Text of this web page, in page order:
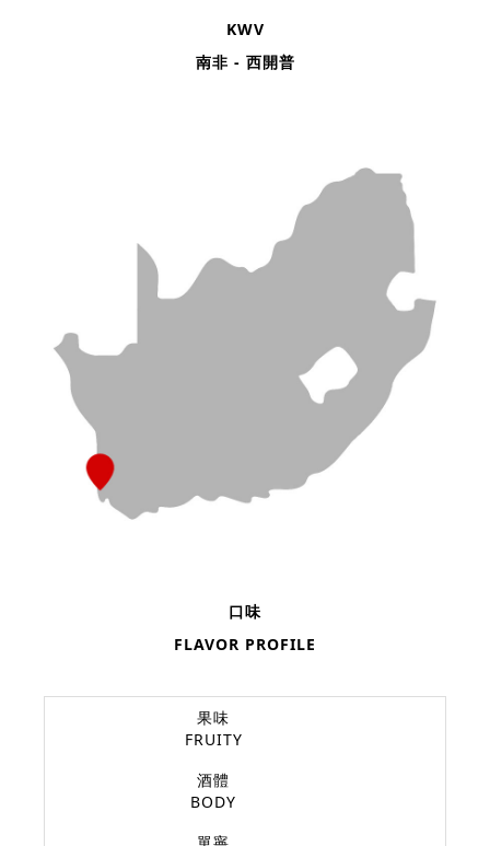
KWV
南非 - 西開普
口味
FLAVOR PROFILE
果味
FRUITY
酒體
BODY